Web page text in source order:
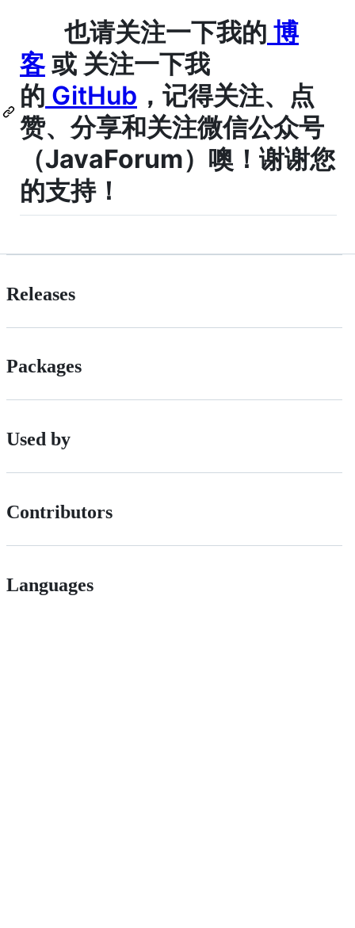
也请关注一下我的 博
客或 关注一下我
的 GitHub ，记得关注、点
赞、分享和关注微信公众号
（JavaForum） 噢！谢谢您
的支持！
Releases
Packages
Used by
Contributors
Languages